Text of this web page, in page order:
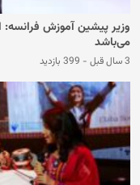
وزیر پیشین آموزش فرانسه:
می‌باشد
3 سال قبل - 399 بازدید